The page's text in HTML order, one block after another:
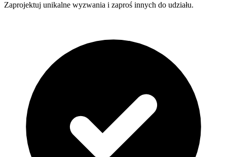
Zaprojektuj unikalne wyzwania i zaproś innych do udziału.